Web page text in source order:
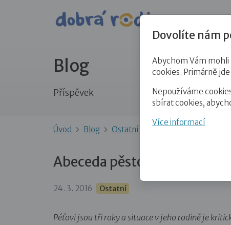
Blog
Příspěvek
Úvod Blog Ostatní Abeceda pěstounské
Abeceda pěstounské péče:
24. 3. 2016 Ostatní
Péťovi jsou tři roky a situace v jeho rodině je
Dovolíte nám
Abychom Vám mohli
cookies. Primárně
Nepoužíváme
sbírat cookies,
Více informací